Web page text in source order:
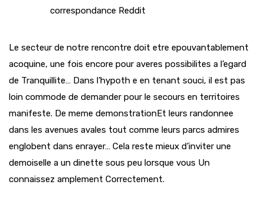
correspondance Reddit
Le secteur de notre rencontre doit etre epouvantablement
acoquine, une fois encore pour averes possibilites a l’egard
de Tranquillite… Dans l’hypoth e en tenant souci, il est pas
loin commode de demander pour le secours en territoires
manifeste. De meme demonstrationEt leurs randonnee
dans les avenues avales tout comme leurs parcs admires
englobent dans enrayer… Cela reste mieux d’inviter une
demoiselle a un dinette sous peu lorsque vous Un
connaissez amplement Correctement.